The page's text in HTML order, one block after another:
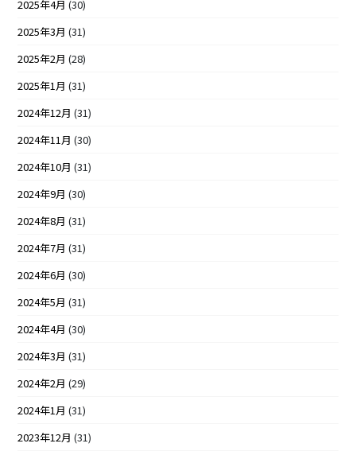
2025年4月 (30)
2025年3月 (31)
2025年2月 (28)
2025年1月 (31)
2024年12月 (31)
2024年11月 (30)
2024年10月 (31)
2024年9月 (30)
2024年8月 (31)
2024年7月 (31)
2024年6月 (30)
2024年5月 (31)
2024年4月 (30)
2024年3月 (31)
2024年2月 (29)
2024年1月 (31)
2023年12月 (31)